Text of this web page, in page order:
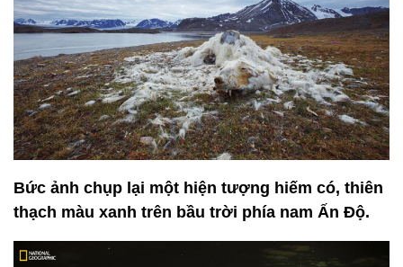
Bức ảnh chụp lại một hiện tượng hiếm có, thiên
thạch màu xanh trên bầu trời phía nam Ấn Độ.